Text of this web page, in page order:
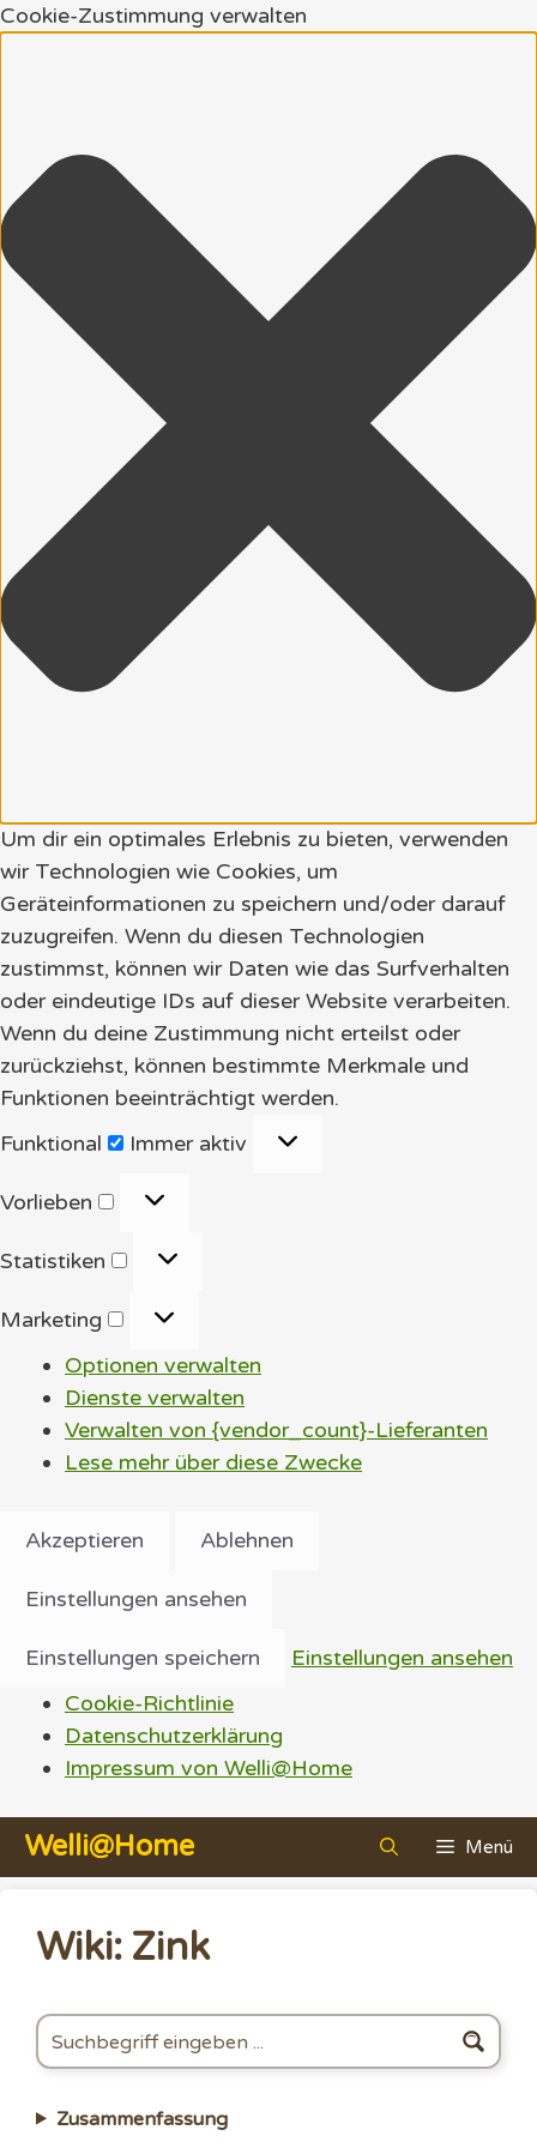
Cookie-Zustimmung verwalten
Um dir ein optimales Erlebnis zu bieten, verwenden
wir Technologien wie Cookies, um
Geräteinformationen zu speichern und/oder darauf
zuzugreifen. Wenn du diesen Technologien
zustimmst, können wir Daten wie das Surfverhalten
oder eindeutige IDs auf dieser Website verarbeiten.
Wenn du deine Zustimmung nicht erteilst oder
zurückziehst, können bestimmte Merkmale und
Funktionen beeinträchtigt werden.
Funktional
Funktional
Immer aktiv
Vorlieben
Vorlieben
Statistiken
Statistiken
Marketing
Marketing
Optionen verwalten
Dienste verwalten
Verwalten von {vendor_count}-Lieferanten
Lese mehr über diese Zwecke
Akzeptieren Ablehnen
Einstellungen ansehen
Einstellungen speichern
Einstellungen ansehen
Cookie-Richtlinie
Datenschutzerklärung
Impressum von Welli@Home
Zum
InhaltWelli@Home Menü
Wiki: Zink
Zusammenfassung